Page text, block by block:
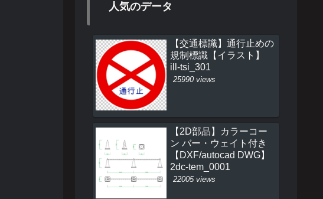
人気のデータ
【交通標識】通行止めの
規制標識【イラスト】
ill-tsi_301
25990 views
【2D部品】カラーコー
ン バー・ウェイト付き
【DXF/autocad DWG】
2dc-tem_0001
22005 views